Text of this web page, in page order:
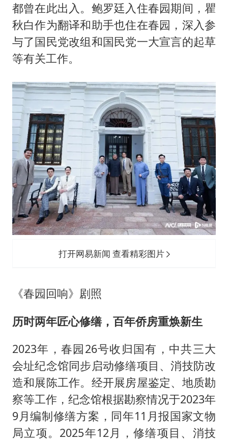
都曾在此出入。鲍罗廷入住春园期间，瞿
秋白作为翻译和助手也住在春园，深入参
与了国民党改组和国民党一大宣言的起草
等有关工作。
打开网易新闻 查看精彩图片
《春园回响》剧照
历时两年匠心修缮，百年侨房重焕新生
2023年，春园26号收归国有，中共三大
会址纪念馆同步启动修缮项目、消技防改
造和展陈工作。经开展房屋鉴定、地质勘
察等工作，纪念馆根据勘察情况于2023年
9月编制修缮方案，同年11月报国家文物
局立项。2025年12月，修缮项目、消技